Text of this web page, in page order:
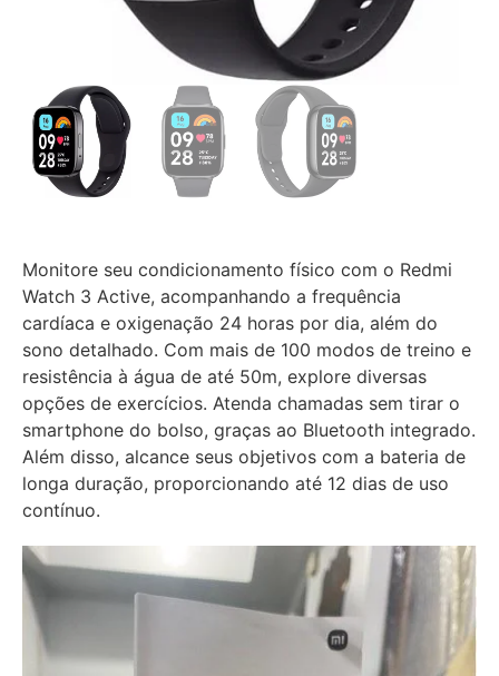
Monitore seu condicionamento físico com o Redmi
Watch 3 Active, acompanhando a frequência
cardíaca e oxigenação 24 horas por dia, além do
sono detalhado. Com mais de 100 modos de treino e
resistência à água de até 50m, explore diversas
opções de exercícios. Atenda chamadas sem tirar o
smartphone do bolso, graças ao Bluetooth integrado.
Além disso, alcance seus objetivos com a bateria de
longa duração, proporcionando até 12 dias de uso
contínuo.